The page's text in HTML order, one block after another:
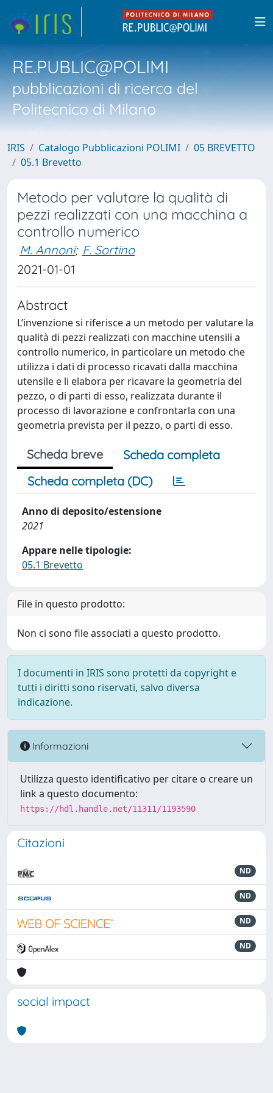
RE.PUBLIC@POLIMI
pubblicazioni di ricerca del
Politecnico di Milano
IRIS Catalogo Pubblicazioni POLIMI
05 BREVETTO
05.1 Brevetto
Metodo per valutare la qualità di
pezzi realizzati con una macchina a
controllo numerico
M. Annoni; F. Sortino
2021-01-01
Abstract
L’invenzione si riferisce a un metodo per valutare la
qualità di pezzi realizzati con macchine utensili a
controllo numerico, in particolare un metodo che
utilizza i dati di processo ricavati dalla macchina
utensile e li elabora per ricavare la geometria del
pezzo, o di parti di esso, realizzata durante il
processo di lavorazione e confrontarla con una
geometria prevista per il pezzo, o parti di esso.
Scheda breve
Scheda completa
Scheda completa (DC)
Anno di deposito/estensione
2021
Appare nelle tipologie:
05.1 Brevetto
File in questo prodotto:
Non ci sono file associati a questo prodotto.
I documenti in IRIS sono protetti da copyright e
tutti i diritti sono riservati, salvo diversa
indicazione.
Informazioni
Utilizza questo identificativo per citare o creare un
link a questo documento:
https://hdl.handle.net/11311/1193590
Citazioni
ND
ND
ND
ND
social impact